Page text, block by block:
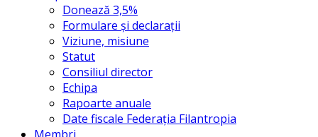
Donează 3,5%
Formulare și declarații
Viziune, misiune
Statut
Consiliul director
Echipa
Rapoarte anuale
Date fiscale Federația Filantropia